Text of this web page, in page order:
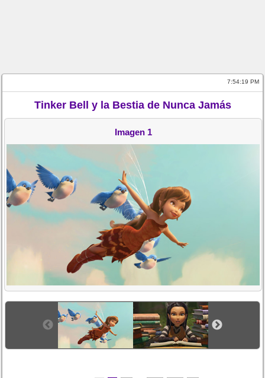
7:54:19 PM
Tinker Bell y la Bestia de Nunca Jamás
Imagen 1